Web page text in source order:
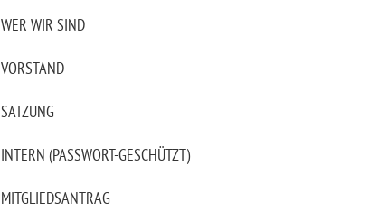
WER WIR SIND
VORSTAND
SATZUNG
INTERN (PASSWORT-GESCHÜTZT)
MITGLIEDSANTRAG